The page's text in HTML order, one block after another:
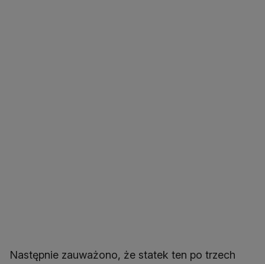
Następnie zauważono, że statek ten po trzech